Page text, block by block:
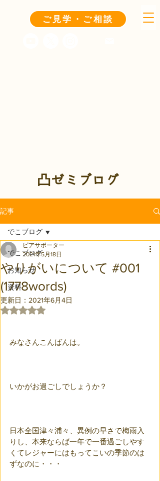
ご見学・ご相談
凸ゼミブログ
記事
でこブログ
お知らせ
資料
でこブログ
やりがいについて #001
(1778words)
ピアサポーター
2021年5月18日
更新日： 2021年6月4日
5つ星のうちNaNと評価されています。
みなさんこんばんは。
いかがお過ごしでしょうか？
日本全国津々浦々、異例の早さで梅雨入
りし、本来ならば一年で一番過ごしやす
くてレジャーにはもってこいの季節のは
ずなのに・・・